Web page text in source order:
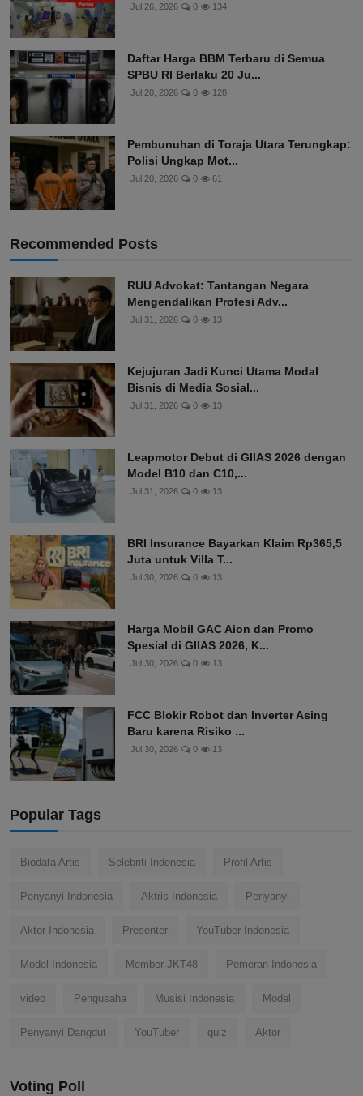
Jul 26, 2026 0 134
Daftar Harga BBM Terbaru di Semua
SPBU RI Berlaku 20 Ju...
Jul 20, 2026 0 128
Pembunuhan di Toraja Utara Terungkap:
Polisi Ungkap Mot...
Jul 20, 2026 0 61
Recommended Posts
RUU Advokat: Tantangan Negara
Mengendalikan Profesi Adv...
Jul 31, 2026 0 13
Kejujuran Jadi Kunci Utama Modal
Bisnis di Media Sosial...
Jul 31, 2026 0 13
Leapmotor Debut di GIIAS 2026 dengan
Model B10 dan C10,...
Jul 31, 2026 0 13
BRI Insurance Bayarkan Klaim Rp365,5
Juta untuk Villa T...
Jul 30, 2026 0 13
Harga Mobil GAC Aion dan Promo
Spesial di GIIAS 2026, K...
Jul 30, 2026 0 13
FCC Blokir Robot dan Inverter Asing
Baru karena Risiko ...
Jul 30, 2026 0 13
Popular Tags
Biodata Artis Selebriti Indonesia Profil Artis
Penyanyi Indonesia Aktris Indonesia Penyanyi
Aktor Indonesia Presenter YouTuber Indonesia
Model Indonesia Member JKT48 Pemeran Indonesia
video Pengusaha Musisi Indonesia Model
Penyanyi Dangdut YouTuber quiz Aktor
Voting Poll